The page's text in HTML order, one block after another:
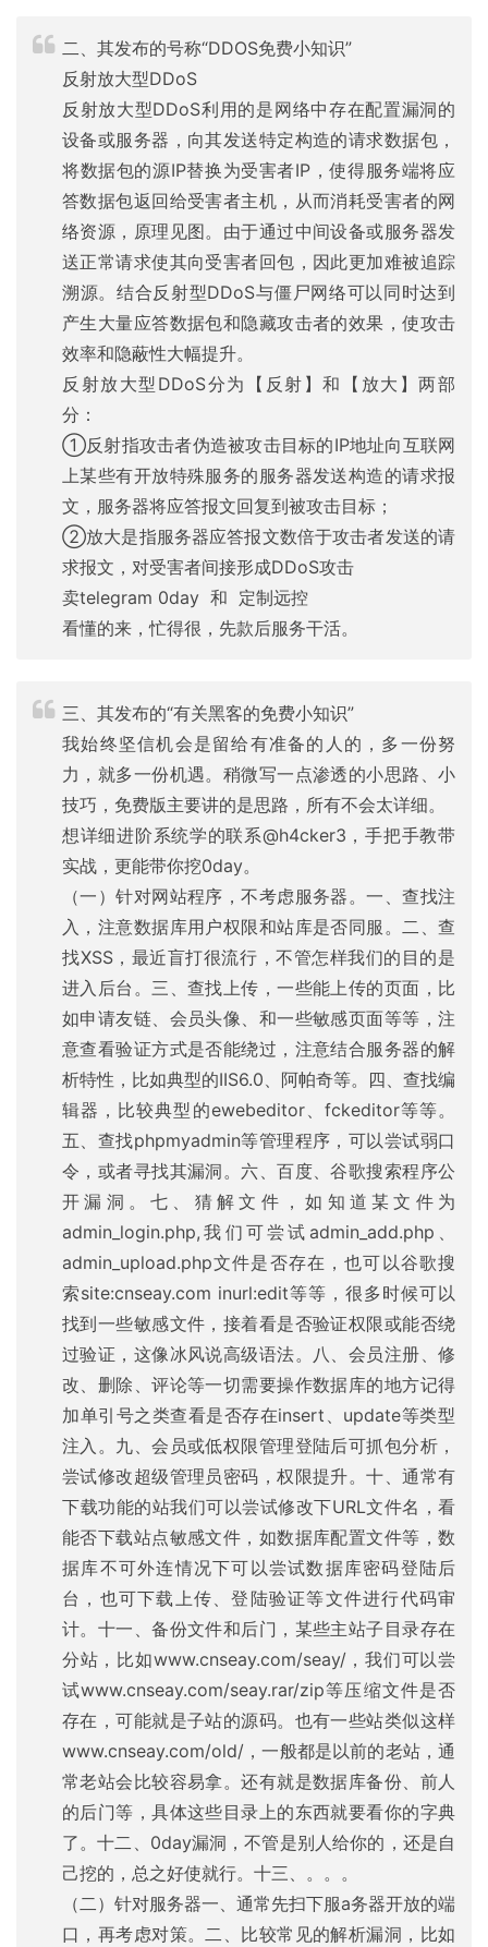
二、其发布的号称“DDOS免费小知识”
反射放大型DDoS
反射放大型DDoS利用的是网络中存在配置漏洞的
设备或服务器，向其发送特定构造的请求数据包，
将数据包的源IP替换为受害者IP，使得服务端将应
答数据包返回给受害者主机，从而消耗受害者的网
络资源，原理见图。由于通过中间设备或服务器发
送正常请求使其向受害者回包，因此更加难被追踪
溯源。结合反射型DDoS与僵尸网络可以同时达到
产生大量应答数据包和隐藏攻击者的效果，使攻击
效率和隐蔽性大幅提升。
反射放大型DDoS分为【反射】和【放大】两部
分：
①反射指攻击者伪造被攻击目标的IP地址向互联网
上某些有开放特殊服务的服务器发送构造的请求报
文，服务器将应答报文回复到被攻击目标；
②放大是指服务器应答报文数倍于攻击者发送的请
求报文，对受害者间接形成DDoS攻击
卖telegram 0day 和 定制远控
看懂的来，忙得很，先款后服务干活。
三、其发布的“有关黑客的免费小知识”
我始终坚信机会是留给有准备的人的，多一份努
力，就多一份机遇。稍微写一点渗透的小思路、小
技巧，免费版主要讲的是思路，所有不会太详细。
想详细进阶系统学的联系@h4cker3，手把手教带
实战，更能带你挖0day。
（一）针对网站程序，不考虑服务器。一、查找注
入，注意数据库用户权限和站库是否同服。二、查
找XSS，最近盲打很流行，不管怎样我们的目的是
进入后台。三、查找上传，一些能上传的页面，比
如申请友链、会员头像、和一些敏感页面等等，注
意查看验证方式是否能绕过，注意结合服务器的解
析特性，比如典型的IIS6.0、阿帕奇等。四、查找编
辑器，比较典型的ewebeditor、fckeditor等等。
五、查找phpmyadmin等管理程序，可以尝试弱口
令，或者寻找其漏洞。六、百度、谷歌搜索程序公
开漏洞。七、猜解文件，如知道某文件为
admin_login.php,我们可尝试admin_add.php、
admin_upload.php文件是否存在，也可以谷歌搜
索site:cnseay.com inurl:edit等等，很多时候可以
找到一些敏感文件，接着看是否验证权限或能否绕
过验证，这像冰风说高级语法。八、会员注册、修
改、删除、评论等一切需要操作数据库的地方记得
加单引号之类查看是否存在insert、update等类型
注入。九、会员或低权限管理登陆后可抓包分析，
尝试修改超级管理员密码，权限提升。十、通常有
下载功能的站我们可以尝试修改下URL文件名，看
能否下载站点敏感文件，如数据库配置文件等，数
据库不可外连情况下可以尝试数据库密码登陆后
台，也可下载上传、登陆验证等文件进行代码审
计。十一、备份文件和后门，某些主站子目录存在
分站，比如www.cnseay.com/seay/，我们可以尝
试www.cnseay.com/seay.rar/zip等压缩文件是否
存在，可能就是子站的源码。也有一些站类似这样
www.cnseay.com/old/，一般都是以前的老站，通
常老站会比较容易拿。还有就是数据库备份、前人
的后门等，具体这些目录上的东西就要看你的字典
了。十二、0day漏洞，不管是别人给你的，还是自
己挖的，总之好使就行。十三、。。。
（二）针对服务器一、通常先扫下服a务器开放的端
口，再考虑对策。二、比较常见的解析漏洞，比如